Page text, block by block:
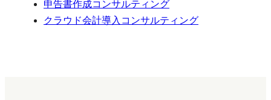
申告書作成コンサルティング
クラウド会計導入コンサルティング